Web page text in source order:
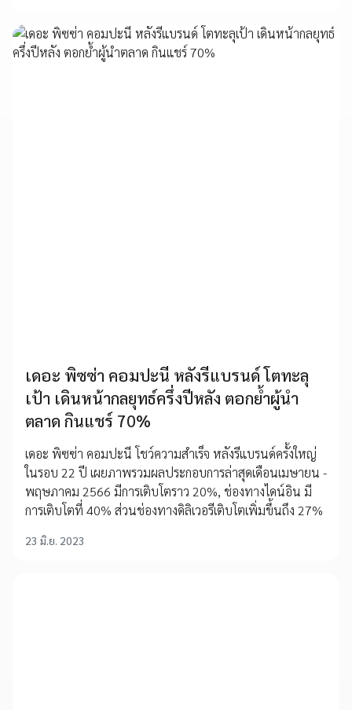
เดอะ พิซซ่า คอมปะนี หลังรีแบรนด์ โตทะลุ
เป้า เดินหน้ากลยุทธ์ครึ่งปีหลัง ตอกย้ำผู้นำ
ตลาด กินแชร์ 70%
เดอะ พิซซ่า คอมปะนี โชว์ความสำเร็จ หลังรีแบรนด์ครั้งใหญ่
ในรอบ 22 ปี เผยภาพรวมผลประกอบการล่าสุดเดือนเมษายน -
พฤษภาคม 2566 มีการเติบโตราว 20%, ช่องทางไดน์อิน มี
การเติบโตที่ 40% ส่วนช่องทางดิลิเวอรีเติบโตเพิ่มขึ้นถึง 27%
23 มิ.ย. 2023